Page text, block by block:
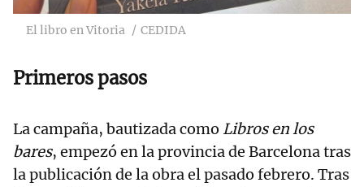
El libro en Vitoria CEDIDA
Primeros pasos
La campaña, bautizada como Libros en los
bares, empezó en la provincia de Barcelona tras
la publicación de la obra el pasado febrero. Tras